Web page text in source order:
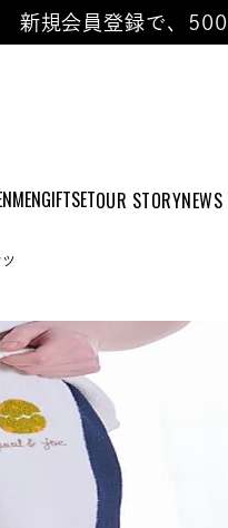
MENGIFTSETOUR STORY
新規会員登録で、